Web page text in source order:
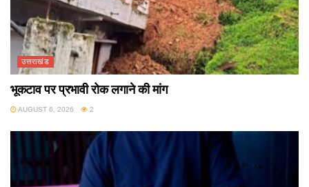
उत्तराखंड
भूकटाव पर प्रभावी रोक लगाने की मांग
AUGUST 6, 2026 2